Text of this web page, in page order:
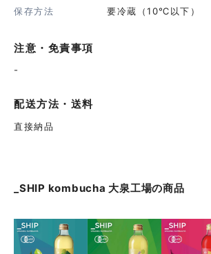
保存方法
要冷蔵（10℃以下）
注意・免責事項
-
配送方法・送料
直接納品
_SHIP kombucha 大泉工場の商品